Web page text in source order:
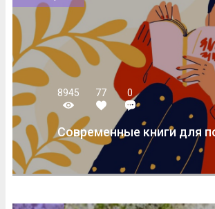
8945 77 0
Современные книги для